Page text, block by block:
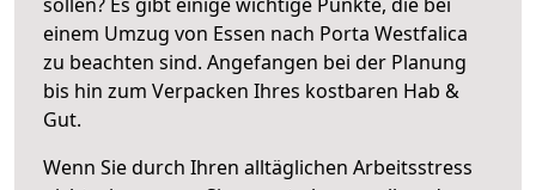
einem Umzug von Essen nach Porta Westfalica
zu beachten sind. Angefangen bei der Planung
bis hin zum Verpacken Ihres kostbaren Hab &
Gut.
Wenn Sie durch Ihren alltäglichen Arbeitsstress